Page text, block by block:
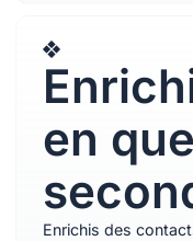
en
Enrichis des